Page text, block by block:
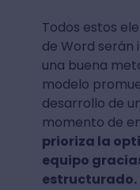
Todos estos
de Word serán
una buena
modelo
desarrollo de
momento de
prioriza la
equipo
estructurado.